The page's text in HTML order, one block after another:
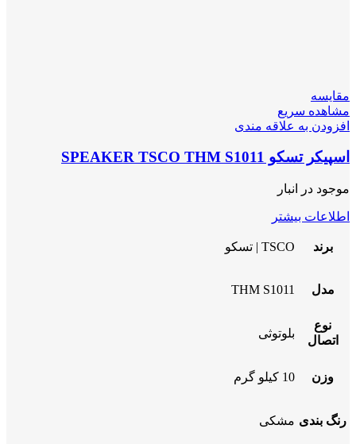
مقایسه
مشاهده سریع
افزودن به علاقه مندی
اسپیکر تسکو SPEAKER TSCO THM S1011
موجود در انبار
اطلاعات بیشتر
برند TSCO | تسکو
مدل THM S1011
نوع
اتصال
بلوتوثی
وزن 10 کیلو گرم
رنگ بندی مشکی